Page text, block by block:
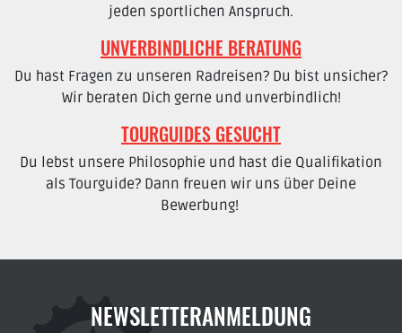
jeden sportlichen Anspruch.
UNVERBINDLICHE BERATUNG
Du hast Fragen zu unseren Radreisen? Du bist unsicher?
Wir beraten Dich gerne und unverbindlich!
TOURGUIDES GESUCHT
Du lebst unsere Philosophie und hast die Qualifikation
als Tourguide? Dann freuen wir uns über Deine
Bewerbung!
NEWSLETTERANMELDUNG